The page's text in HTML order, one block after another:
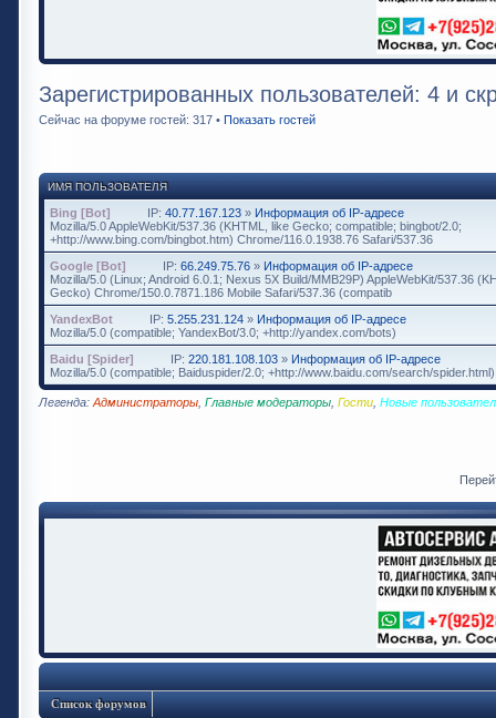
Зарегистрированных пользователей: 4 и
Сейчас на форуме гостей: 317 • Показать гостей
ИМЯ ПОЛЬЗОВАТЕЛЯ
Bing [Bot] IP: 40.77.167.123 » Информация об IP-адресе
Mozilla/5.0 AppleWebKit/537.36 (KHTML, like Gecko; compatible; bingbot/2.0;
+http://www.bing.com/bingbot.htm) Chrome/116.0.1938.76 Safari/537.36
Google [Bot]
IP: 66.249.75.76 » Информация об IP-адресе
Mozilla/5.0 (Linux; Android 6.0.1; Nexus 5X Build/MMB29P) AppleWebKit/537.36
Gecko) Chrome/150.0.7871.186 Mobile Safari/537.36 (compatib
YandexBot
IP: 5.255.231.124 » Информация об IP-адресе
Mozilla/5.0 (compatible; YandexBot/3.0; +http://yandex.com/bots)
Baidu [Spider]
IP: 220.181.108.103 » Информация об IP-адресе
Mozilla/5.0 (compatible; Baiduspider/2.0; +http://www.baidu.com/search/spider.html)
Легенда: Администраторы Главные модераторы Гости Новые
Список форумов